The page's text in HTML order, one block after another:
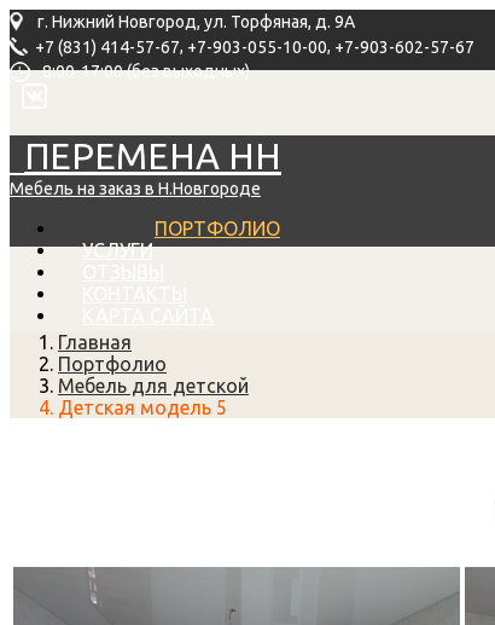
г. Нижний Новгород, ул. Торфяная, д. 9А
+7 (831) 414-57-67, +7-903-055-10-00, +7-903-602-57-67
8:00-17:00 (без выходных)
ПЕРЕМЕНА НН
Мебель на заказ в Н.Новгороде
ПОРТФОЛИО
УСЛУГИ
Главная
Портфолио
Мебель для детской
Детская модель 5